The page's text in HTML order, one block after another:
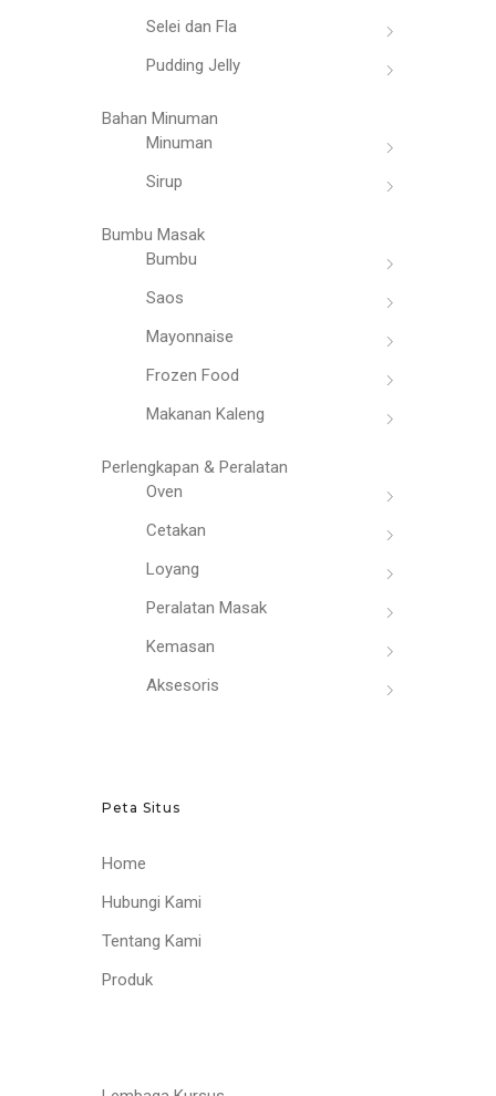
Selei dan Fla
Pudding Jelly
Bahan Minuman
Minuman
Sirup
Bumbu Masak
Bumbu
Saos
Mayonnaise
Frozen Food
Makanan Kaleng
Perlengkapan & Peralatan
Oven
Cetakan
Loyang
Peralatan Masak
Kemasan
Aksesoris
Peta Situs
Home
Hubungi Kami
Tentang Kami
Produk